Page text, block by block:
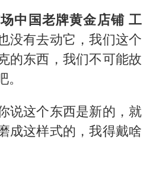
中国老牌黄金店铺 工
没有去动它，我们这个
的东西，我们不可能故
说这个东西是新的，就
成这样式的，我得戴啥